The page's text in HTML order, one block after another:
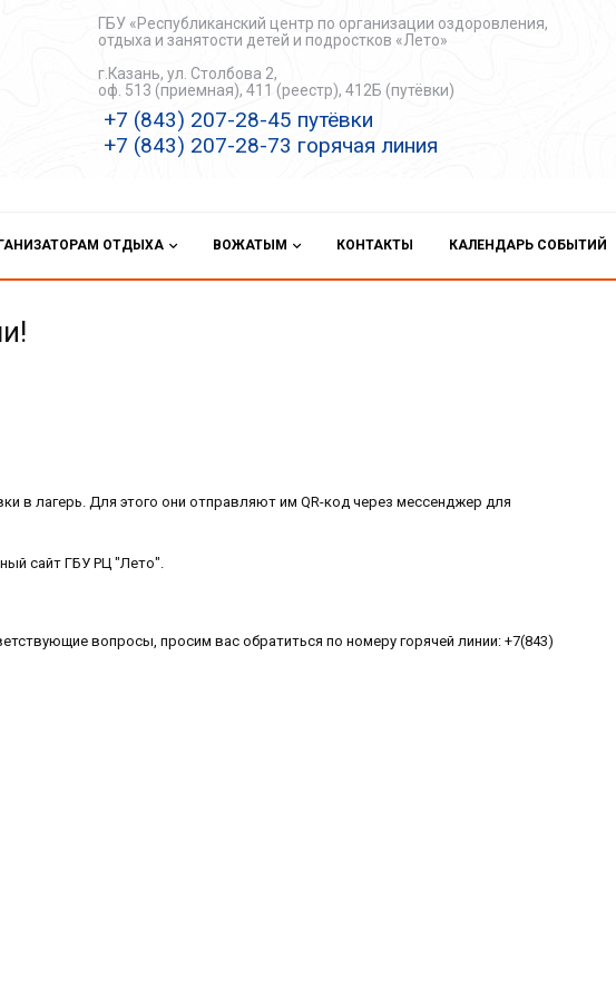
ГБУ «Республиканский центр по организации оздоровления,
отдыха и занятости детей и подростков «Лето»
г.Казань, ул. Столбова 2,
оф. 513 (приемная), 411 (реестр), 412Б (путёвки)
+7 (843) 207-28-45 путёвки
+7 (843) 207-28-73 горячая линия
ОТДЫХА ВОЖАТЫМ КОНТАКТЫ КАЛЕНДАРЬ СОБЫТИЙ
в лагерь. Для этого они отправляют им QR-код через мессенджер для
сайт ГБУ РЦ "Лето".
вопросы, просим вас обратиться по номеру горячей линии: +7(843)